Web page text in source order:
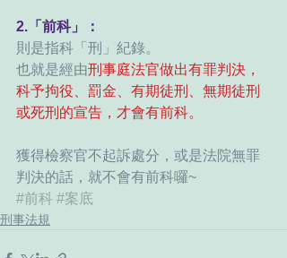
2.「前科」：
則是指科「刑」紀錄。
也就是經由刑事庭法官做出有罪判決，
科予拘役、罰金、有期徒刑、無期徒刑
或死刑的宣告，才會有前科。
獲得檢察官不起訴處分，或是法院無罪
判決的話，就不會有前科囉~
#前科 #案底
刑事法規